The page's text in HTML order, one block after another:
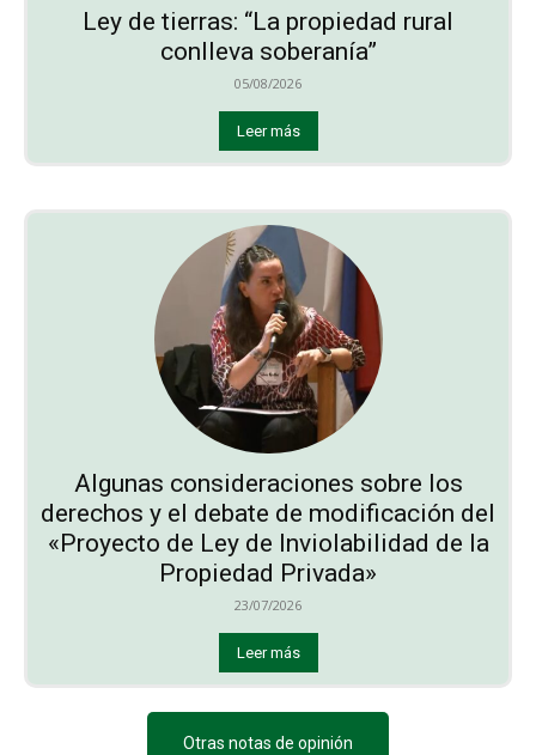
Ley de tierras: “La propiedad rural
conlleva soberanía”
05/08/2026
Leer más
Algunas consideraciones sobre los
derechos y el debate de modificación del
«Proyecto de Ley de Inviolabilidad de la
Propiedad Privada»
23/07/2026
Leer más
Otras notas de opinión